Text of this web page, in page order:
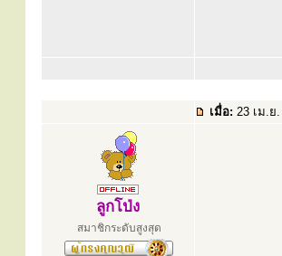
เมื่อ: 23 เม.ย
ลูกโป่ง
สมาชิกระดับสูงสุด